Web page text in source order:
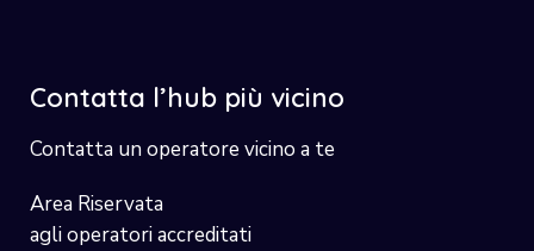
Contatta l’hub più vicino
Contatta un operatore vicino a te
Area Riservata
agli operatori accreditati